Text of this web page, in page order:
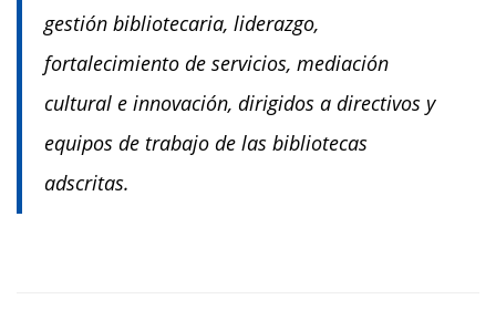
gestión bibliotecaria, liderazgo,
fortalecimiento de servicios, mediación
cultural e innovación, dirigidos a directivos y
equipos de trabajo de las bibliotecas
adscritas.